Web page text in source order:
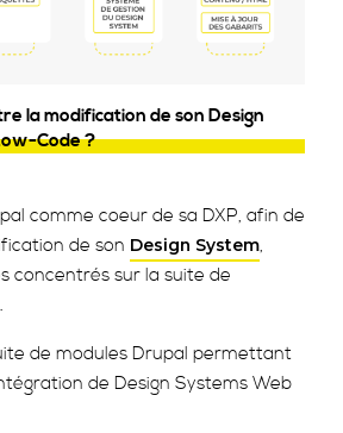
la modification de son Design
Code ?
comme coeur de sa DXP, afin de
de son Design System,
concentrés sur la suite de
de modules Drupal permettant
de Design Systems Web